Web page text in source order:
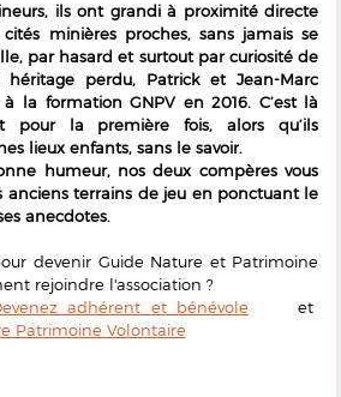
ils ont grandi à proximité directe
minières proches, sans jamais se
par hasard et surtout par curiosité de
perdu, Patrick et Jean-Marc
la formation GNPV en 2016. C’est là
pour la première fois, alors qu’ils
lieux enfants, sans le savoir.
humeur, nos deux compères vous
anciens terrains de jeu en ponctuant le
anecdotes.
devenir Guide Nature et Patrimoine
rejoindre l'association ?
adhérent et bénévole et
Patrimoine Volontaire